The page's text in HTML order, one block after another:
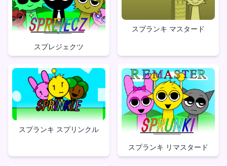
スプレジェクツ
スプランキ マスタード
スプランキ スプリンクル
スプランキ リマスタード